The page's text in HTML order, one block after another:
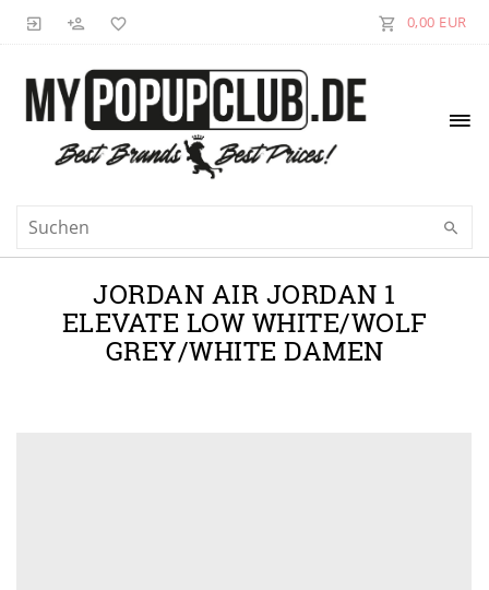
0,00 EUR
JORDAN AIR JORDAN 1
ELEVATE LOW WHITE/WOLF
GREY/WHITE DAMEN